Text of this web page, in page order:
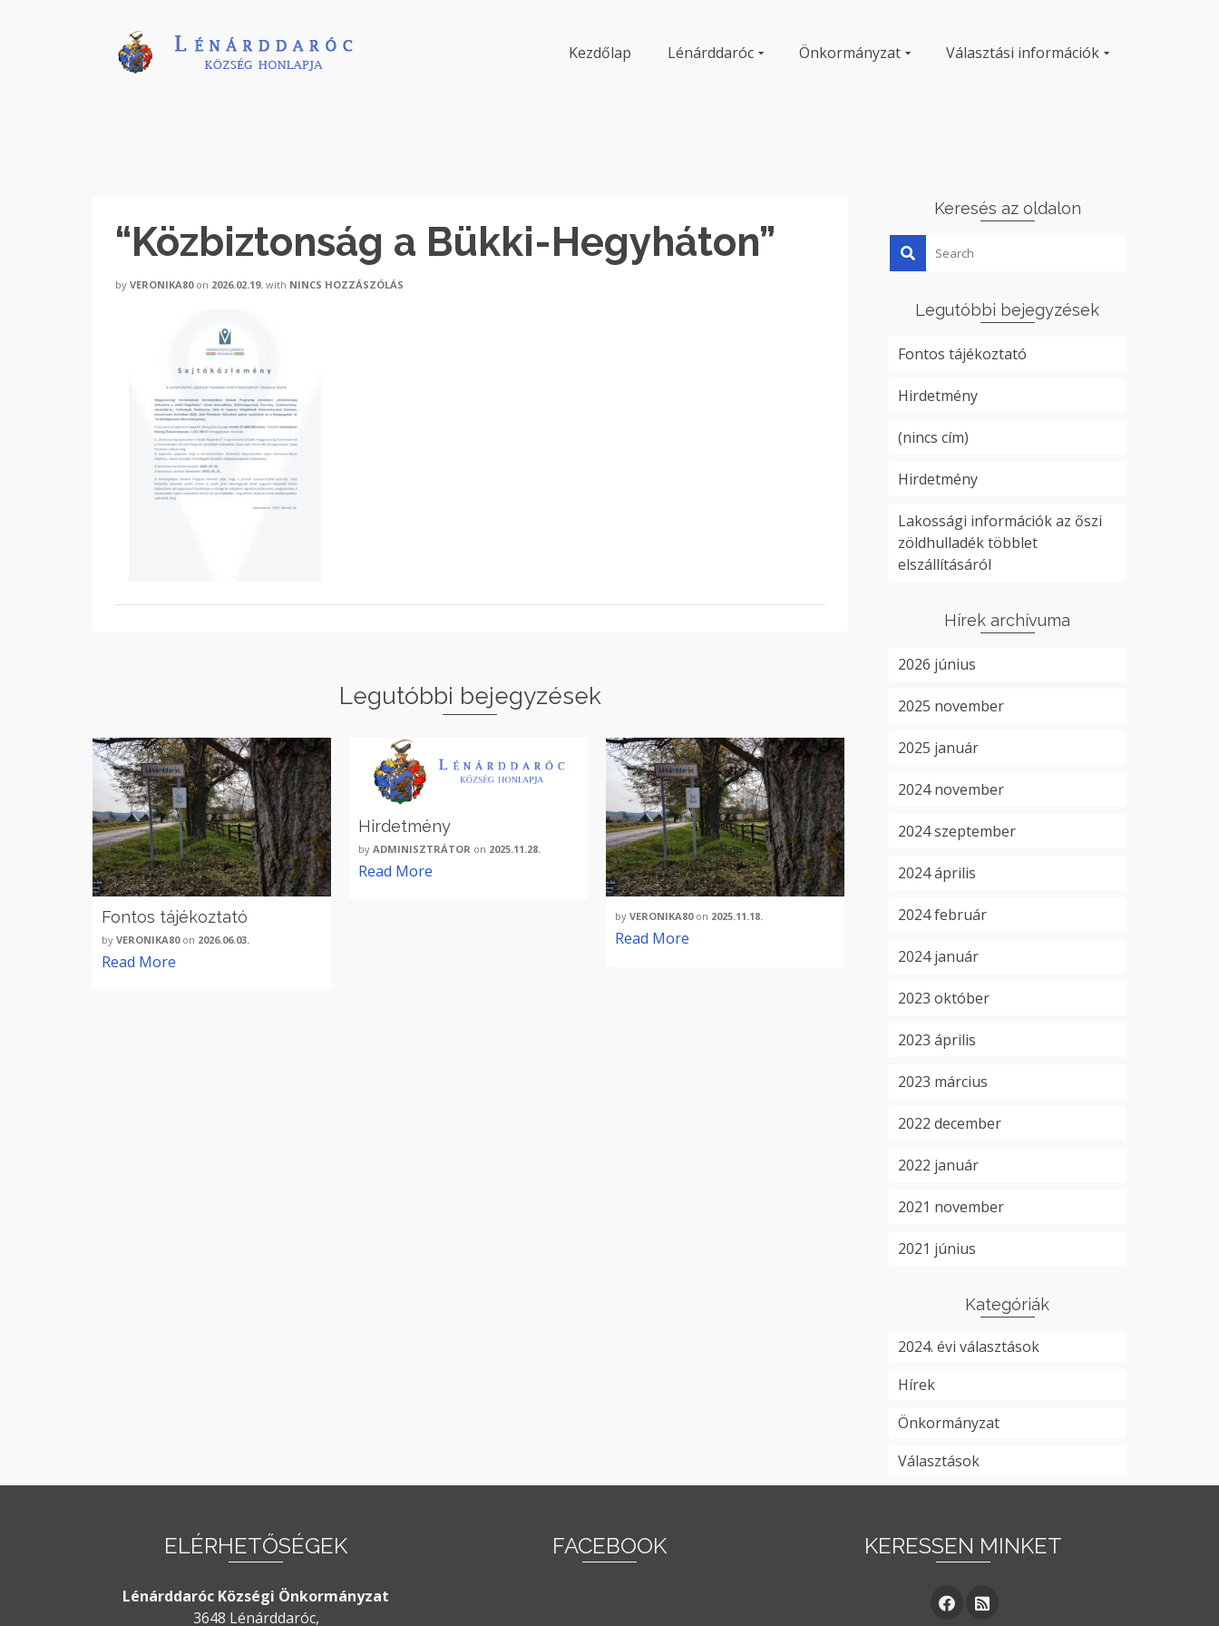
Kezdőlap Lénárddaróc Önkormányzat Választási információk
“Közbiztonság a Bükki-Hegyháton”
by VERONIKA80 on 2026.02.19. with NINCS HOZZÁSZÓLÁS
Legutóbbi bejegyzések
Fontos tájékoztató
by VERONIKA80 on 2026.06.03.
Read More
Hirdetmény
byADMINISZTRÁTOR on 2025.11.28.
Read More
byVERONIKA80 on 2025.11.18.
Read More
Hirdetmény
Read More
Keresés az oldalon
Legutóbbi bejegyzések
Fontos tájékoztató
Hirdetmény
(nincs cím)
Hirdetmény
Lakossági információk az őszi
zöldhulladék többlet
elszállításáról
Hírek archívuma
2026 június
2025 november
2025 január
2024 november
2024 szeptember
2024 április
2024 február
2024 január
2023 október
2023 április
2023 március
2022 december
2022 január
2021 november
2021 június
Kategóriák
2024. évi választások
Hírek
Önkormányzat
Választások
ELÉRHETŐSÉGEK
Lénárddaróc Községi Önkormányzat
3648 Lénárddaróc,
FACEBOOK KERESSEN MINKET